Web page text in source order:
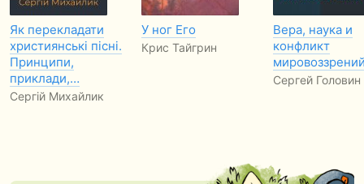
Як перекладати
християнські пісні.
Принципи,
приклади,…
Сергій Михайлик
У ног Его
Крис Тайгрин
Вера, наука и
конфликт
Сергей Головин